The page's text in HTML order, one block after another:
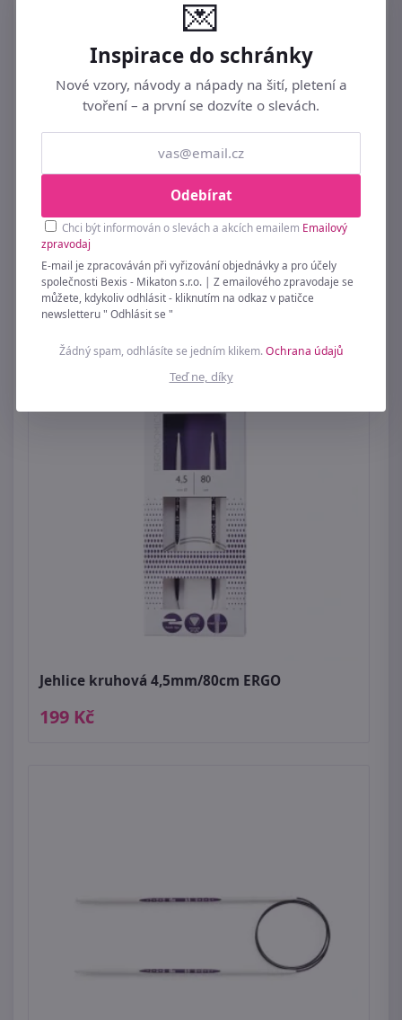
Rovné jehlice č. 10
69 Kč
Jehlice kruhová 4,5mm/80cm ERGO
199 Kč
💌
Inspirace do schránky
Nové vzory, návody a nápady na šití, pletení a
tvoření – a první se dozvíte o slevách.
Odebírat
Chci být informován o slevách a akcích emailem Emailový
zpravodaj
E-mail je zpracováván při vyřizování objednávky a pro účely
společnosti Bexis - Mikaton s.r.o. | Z emailového zpravodaje se
můžete, kdykoliv odhlásit - kliknutím na odkaz v patičce
newsletteru " Odhlásit se "
Žádný spam, odhlásíte se jedním klikem.Ochrana údajů
Teď ne, díky